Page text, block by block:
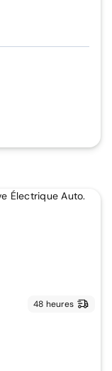
48 heures